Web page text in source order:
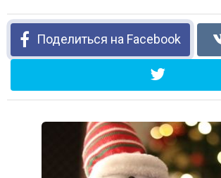
Поделиться на Facebook